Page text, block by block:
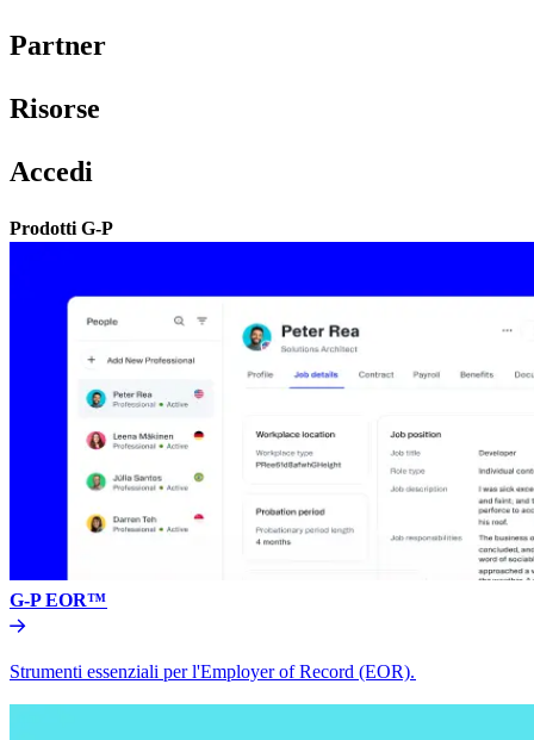
Partner​​
Risorse​​
Accedi​​
Prodotti G-P​​
G-P EOR™​​
Strumenti essenziali per l'Employer of Record (EOR).​​